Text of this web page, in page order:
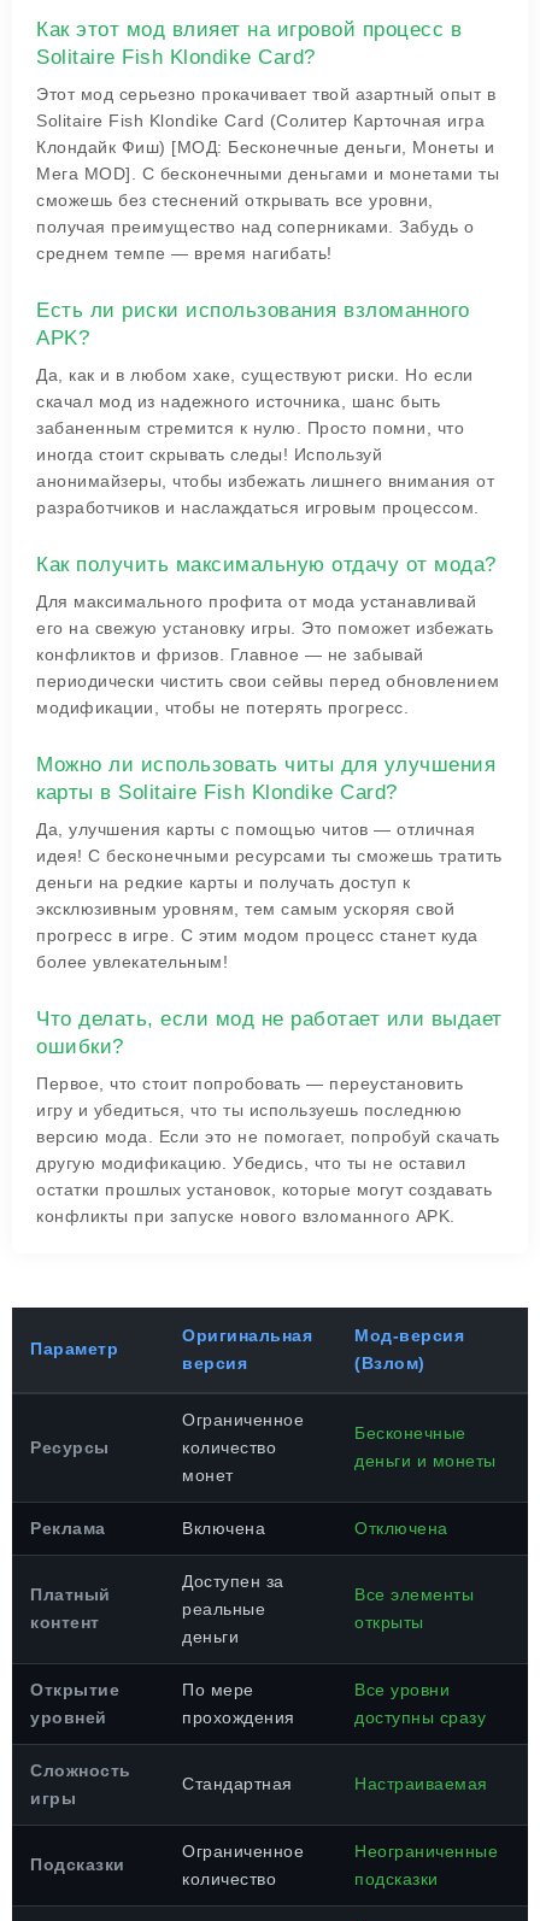
Как этот мод влияет на игровой процесс в
Solitaire Fish Klondike Card?
Этот мод серьезно прокачивает твой азартный опыт в
Solitaire Fish Klondike Card (Солитер Карточная игра
Клондайк Фиш) [МОД: Бесконечные деньги, Монеты и
Мега MOD]. С бесконечными деньгами и монетами ты
сможешь без стеснений открывать все уровни,
получая преимущество над соперниками. Забудь о
среднем темпе — время нагибать!
Есть ли риски использования взломанного
APK?
Да, как и в любом хаке, существуют риски. Но если
скачал мод из надежного источника, шанс быть
забаненным стремится к нулю. Просто помни, что
иногда стоит скрывать следы! Используй
анонимайзеры, чтобы избежать лишнего внимания от
разработчиков и наслаждаться игровым процессом.
Как получить максимальную отдачу от мода?
Для максимального профита от мода устанавливай
его на свежую установку игры. Это поможет избежать
конфликтов и фризов. Главное — не забывай
периодически чистить свои сейвы перед обновлением
модификации, чтобы не потерять прогресс.
Можно ли использовать читы для улучшения
карты в Solitaire Fish Klondike Card?
Да, улучшения карты с помощью читов — отличная
идея! С бесконечными ресурсами ты сможешь тратить
деньги на редкие карты и получать доступ к
эксклюзивным уровням, тем самым ускоряя свой
прогресс в игре. С этим модом процесс станет куда
более увлекательным!
Что делать, если мод не работает или выдает
ошибки?
Первое, что стоит попробовать — переустановить
игру и убедиться, что ты используешь последнюю
версию мода. Если это не помогает, попробуй скачать
другую модификацию. Убедись, что ты не оставил
остатки прошлых установок, которые могут создавать
конфликты при запуске нового взломанного APK.
Параметр
Оригинальная
версия
Мод-версия
(Взлом)
Ресурсы
Ограниченное
количество
монет
Бесконечные
деньги и монеты
Реклама Включена Отключена
Платный
контент
Доступен за
реальные
деньги
Все элементы
открыты
Открытие
уровней
По мере
прохождения
Все уровни
доступны сразу
Сложность
игры
Стандартная Настраиваемая
Подсказки
Ограниченное
количество
Неограниченные
подсказки